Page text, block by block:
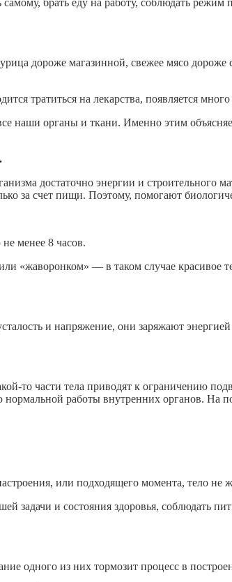
брать еду на работу, соблюдать
дороже магазинной, свежее мясо
тратиться на лекарства, появляется
наши органы и ткани. Именно этим
достаточно энергии и строительного
за счет пищи. Поэтому, помогают
менее 8 часов.
«жаворонком» — в таком случае
и напряжение, они заряжают
то части тела приводят к ограничению
работы внутренних органов. На
или подходящего момента, тело не
задачи и состояния здоровья, соблюдать
одного из них тормозит процесс в